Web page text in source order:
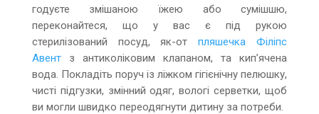
годуєте змішаною їжею або сумішшю,
переконайтеся, що у вас є під рукою
стерилізований посуд, як-отпляшечка Філіпс
Авентз антиколіковим клапаном, та кип’ячена
вода. Покладіть поруч із ліжком гігієнічну пелюшку,
чисті підгузки, змінний одяг, вологі серветки, щоб
ви могли швидко переодягнути дитину за потреби.